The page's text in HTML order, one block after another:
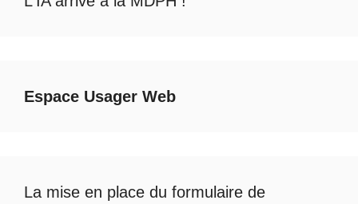
Espace Usager Web
La mise en place du formulaire de